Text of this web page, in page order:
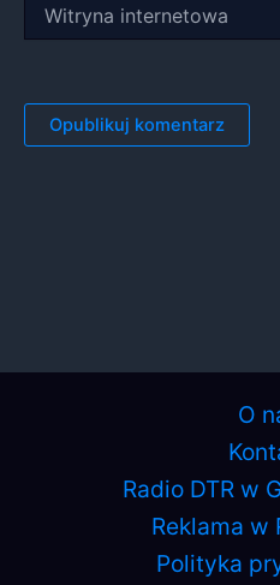
internetowa
O
Radio DTR w
Reklama w
Polityka